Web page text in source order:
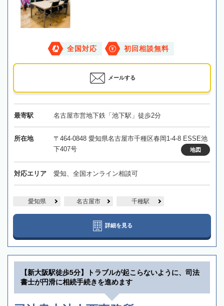
全国対応 初回相談無料
メールする
最寄駅 名古屋市営地下鉄「池下駅」徒歩2分
所在地
〒464-0848 愛知県名古屋市千種区春岡1-4-8 ESSE池
下407号
地図
対応エリア 愛知、全国オンライン相談可
愛知県 名古屋市 千種駅
詳細を見る
【新大阪駅徒歩5分】トラブルが起こらないように、司法
書士が円滑に相続手続きを進めます